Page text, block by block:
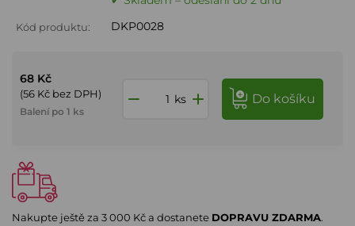
Kód produktu: DKP0028
68 Kč
(56 Kč bez DPH)
Balení po 1 ks
ks do košíku
Nakupte ještě za 3 000 Kča dostanete DOPRAVU ZDARMA.